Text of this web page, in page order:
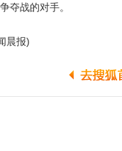
夺战的对手。
晨报)